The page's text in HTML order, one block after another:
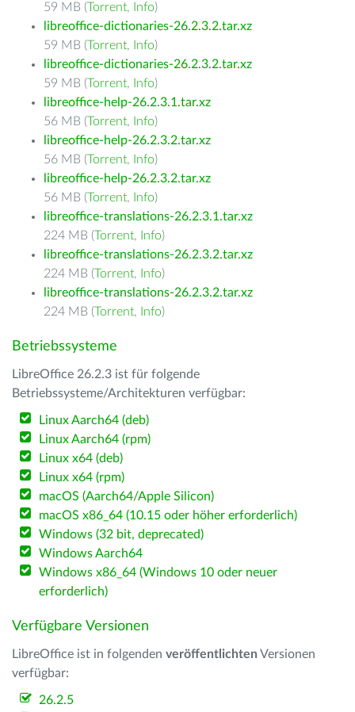
59 MB (Torrent, Info)
libreoffice-dictionaries-26.2.3.2.tar.xz
59 MB (Torrent, Info)
libreoffice-dictionaries-26.2.3.2.tar.xz
59 MB (Torrent, Info)
libreoffice-help-26.2.3.1.tar.xz
56 MB (Torrent, Info)
libreoffice-help-26.2.3.2.tar.xz
56 MB (Torrent, Info)
libreoffice-help-26.2.3.2.tar.xz
56 MB (Torrent, Info)
libreoffice-translations-26.2.3.1.tar.xz
224 MB (Torrent, Info)
libreoffice-translations-26.2.3.2.tar.xz
224 MB (Torrent, Info)
libreoffice-translations-26.2.3.2.tar.xz
224 MB (Torrent, Info)
Betriebssysteme
LibreOffice 26.2.3 ist für folgende
Betriebssysteme/Architekturen verfügbar:
Linux Aarch64 (deb)
Linux Aarch64 (rpm)
Linux x64 (deb)
Linux x64 (rpm)
macOS (Aarch64/Apple Silicon)
macOS x86_64 (10.15 oder höher erforderlich)
Windows (32 bit, deprecated)
Windows Aarch64
Windows x86_64 (Windows 10 oder neuer
erforderlich)
Verfügbare Versionen
LibreOffice ist in folgenden veröffentlichten Versionen
verfügbar:
26.2.5